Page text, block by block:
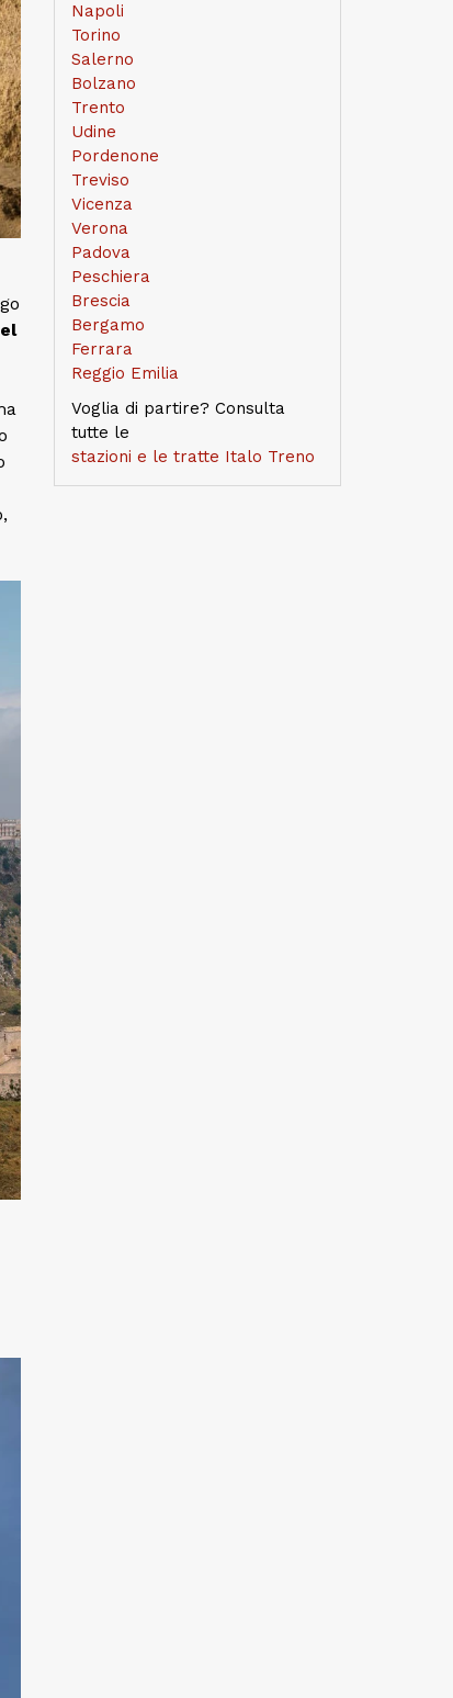
Napoli
Torino
Salerno
Bolzano
Trento
Udine
Pordenone
Treviso
Vicenza
Verona
Padova
Peschiera
Brescia
Bergamo
Ferrara
Reggio Emilia
Voglia di partire? Consulta
tutte le
stazioni e le tratte Italo Treno